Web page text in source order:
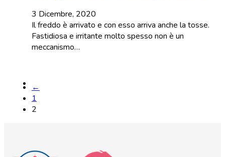
3 Dicembre, 2020
Il freddo è arrivato e con esso arriva anche la tosse.
Fastidiosa e irritante molto spesso non è un
meccanismo…
←
1
2